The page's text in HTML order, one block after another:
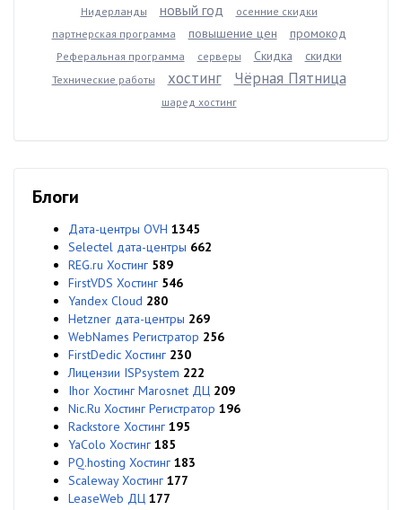
Нидерланды
новый год
осенние скидки
партнерская программа
повышение цен промокод
Реферальная программа серверы Скидка скидки
Технические работы хостинг Чёрная Пятница
шаред хостинг
Блоги
Дата-центры OVH 1345
Selectel дата-центры 662
REG.ru Хостинг 589
FirstVDS Хостинг 546
Yandex Cloud 280
Hetzner дата-центры 269
WebNames Регистратор 256
FirstDedic Хостинг 230
Лицензии ISPsystem 222
Ihor Хостинг Marosnet ДЦ 209
Nic.Ru Хостинг Регистратор 196
Rackstore Хостинг 195
YaColo Хостинг 185
PQ.hosting Хостинг 183
Scaleway Хостинг 177
LeaseWeb ДЦ 177